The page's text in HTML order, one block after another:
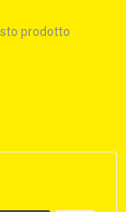
prodotto